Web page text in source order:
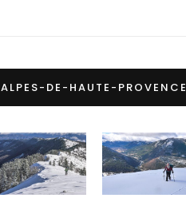
ALPES-DE-HAUTE-PROVENCE